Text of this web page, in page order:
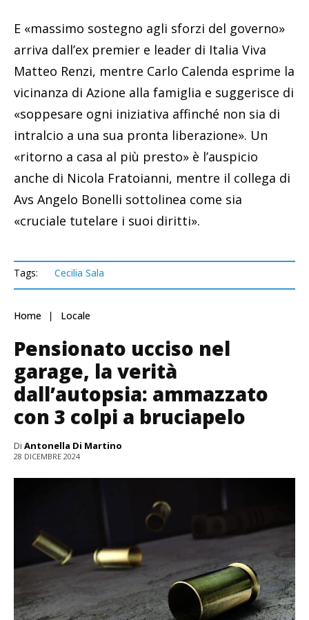
E «massimo sostegno agli sforzi del governo»
arriva dall’ex premier e leader di Italia Viva
Matteo Renzi, mentre Carlo Calenda esprime la
vicinanza di Azione alla famiglia e suggerisce di
«soppesare ogni iniziativa affinché non sia di
intralcio a una sua pronta liberazione». Un
«ritorno a casa al più presto» è l’auspicio
anche di Nicola Fratoianni, mentre il collega di
Avs Angelo Bonelli sottolinea come sia
«cruciale tutelare i suoi diritti».
Tags: Cecilia Sala
Home Locale
Pensionato ucciso nel
garage, la verità
dall’autopsia: ammazzato
con 3 colpi a bruciapelo
Di Antonella Di Martino
28 DICEMBRE 2024